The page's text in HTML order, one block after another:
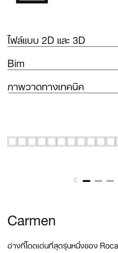
ไฟล์แบบ 2D และ 3D
Bim
ภาพวาดทางเทคนิค
Carmen
อ่างที่โดดเด่นที่สุดรุ่นหนึ่งของ